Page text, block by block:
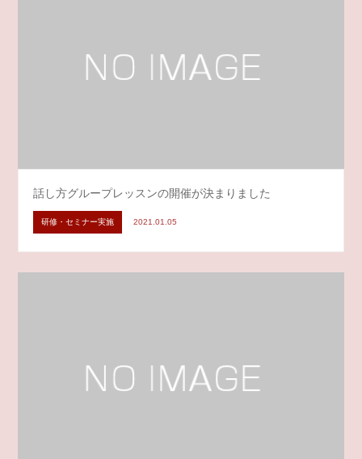
話し方グループレッスンの開催が決まりました
研修・セミナー実施 2021.01.05